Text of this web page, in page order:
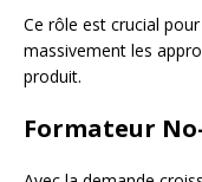
Ce rôle est crucial
massivement les
produit.
Formateur